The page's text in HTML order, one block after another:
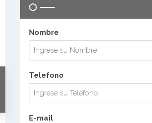
Nombre
Telefono
E-mail